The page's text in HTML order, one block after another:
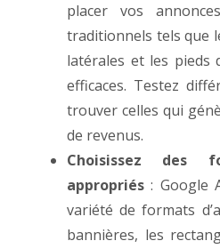
placer vos
traditionnels tels que
latérales et les pieds
efficaces. Testez
trouver celles qui
de revenus.
Choisissez des
appropriés : Google
variété de formats
bannières, les